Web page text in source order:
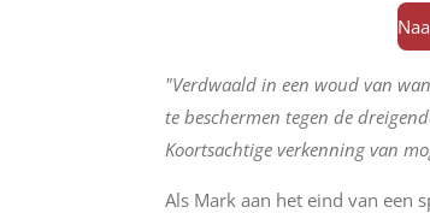
"Verdwaald in een woud van
te beschermen tegen de
Koortsachtige verkenning van
Als Mark aan het eind van een